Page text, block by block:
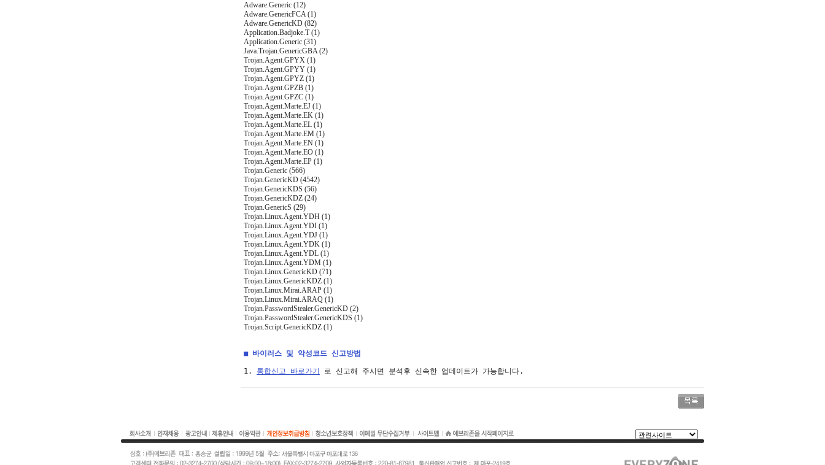
Adware.Generic (12)
Adware.GenericFCA (1)
Adware.GenericKD (82)
Application.Badjoke.T (1)
Application.Generic (31)
Java.Trojan.GenericGBA (2)
Trojan.Agent.GPYX (1)
Trojan.Agent.GPYY (1)
Trojan.Agent.GPYZ (1)
Trojan.Agent.GPZB (1)
Trojan.Agent.GPZC (1)
Trojan.Agent.Marte.EJ (1)
Trojan.Agent.Marte.EK (1)
Trojan.Agent.Marte.EL (1)
Trojan.Agent.Marte.EM (1)
Trojan.Agent.Marte.EN (1)
Trojan.Agent.Marte.EO (1)
Trojan.Agent.Marte.EP (1)
Trojan.Generic (566)
Trojan.GenericKD (4542)
Trojan.GenericKDS (56)
Trojan.GenericKDZ (24)
Trojan.GenericS (29)
Trojan.Linux.Agent.YDH (1)
Trojan.Linux.Agent.YDI (1)
Trojan.Linux.Agent.YDJ (1)
Trojan.Linux.Agent.YDK (1)
Trojan.Linux.Agent.YDL (1)
Trojan.Linux.Agent.YDM (1)
Trojan.Linux.GenericKD (71)
Trojan.Linux.GenericKDZ (1)
Trojan.Linux.Mirai.ARAP (1)
Trojan.Linux.Mirai.ARAQ (1)
Trojan.PasswordStealer.GenericKD (2)
Trojan.PasswordStealer.GenericKDS (1)
Trojan.Script.GenericKDZ (1)
■ 바이러스 및 악성코드 신고방법
1. 통합신고 바로가기 로 신고해 주시면 분석후 신속한 업데이트가 가능합니다.